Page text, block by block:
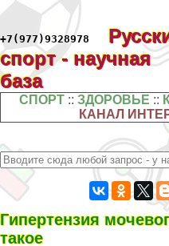
+7(977)9328978
спорт - научная
база
СПОРТ ::ЗДОРОВЬЕ ::
КАНАЛ
Гипертензия
такое